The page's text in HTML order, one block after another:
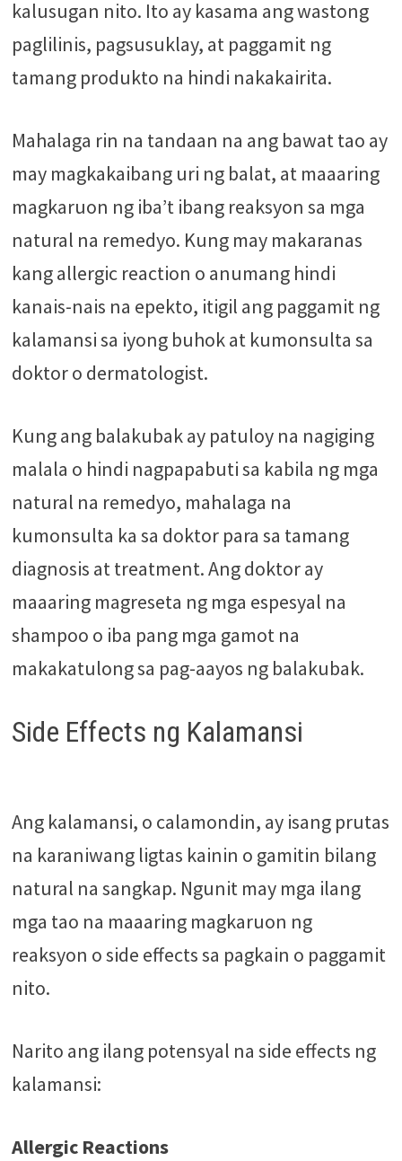
kalusugan nito. Ito ay kasama ang wastong
paglilinis, pagsusuklay, at paggamit ng
tamang produkto na hindi nakakairita.
Mahalaga rin na tandaan na ang bawat tao ay
may magkakaibang uri ng balat, at maaaring
magkaruon ng iba’t ibang reaksyon sa mga
natural na remedyo. Kung may makaranas
kang allergic reaction o anumang hindi
kanais-nais na epekto, itigil ang paggamit ng
kalamansi sa iyong buhok at kumonsulta sa
doktor o dermatologist.
Kung ang balakubak ay patuloy na nagiging
malala o hindi nagpapabuti sa kabila ng mga
natural na remedyo, mahalaga na
kumonsulta ka sa doktor para sa tamang
diagnosis at treatment. Ang doktor ay
maaaring magreseta ng mga espesyal na
shampoo o iba pang mga gamot na
makakatulong sa pag-aayos ng balakubak.
Side Effects ng Kalamansi
Ang kalamansi, o calamondin, ay isang prutas
na karaniwang ligtas kainin o gamitin bilang
natural na sangkap. Ngunit may mga ilang
mga tao na maaaring magkaruon ng
reaksyon o side effects sa pagkain o paggamit
nito.
Narito ang ilang potensyal na side effects ng
kalamansi:
Allergic Reactions